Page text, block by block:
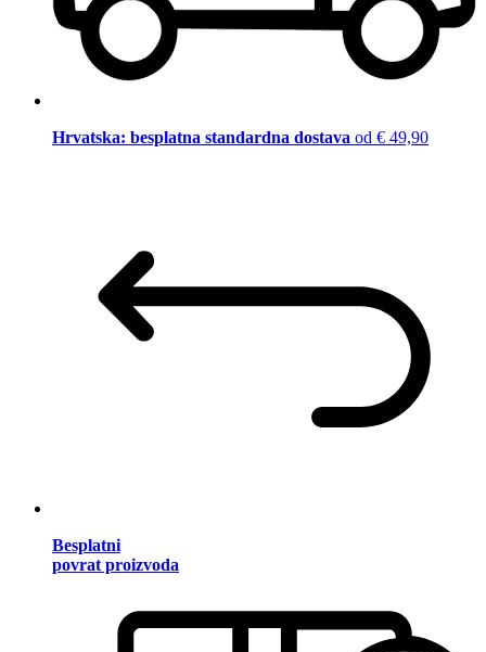
Hrvatska: besplatna standardna dostava od € 49,90
Besplatni
povrat proizvoda